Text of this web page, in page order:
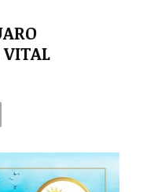
VITAL